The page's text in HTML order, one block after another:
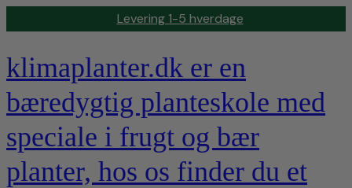
Levering 1-5 hverdage
klimaplanter.dk er en
bæredygtig planteskole med
speciale i frugt og bær
planter, hos os finder du et